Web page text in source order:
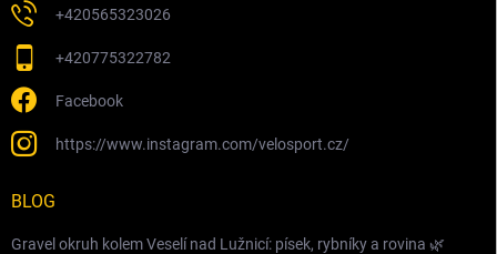
+420565323026
+420775322782
Facebook
https://www.instagram.com/velosport.cz/
BLOG
Gravel okruh kolem Veselí nad Lužnicí: písek, rybníky a rovina 🌿